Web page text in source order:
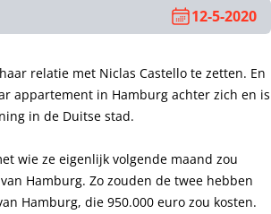
12-5-2020
relatie met Niclas Castello te zetten. En
appartement in Hamburg achter zich en is
in de Duitse stad.
wie ze eigenlijk volgende maand zou
Hamburg. Zo zouden de twee hebben
Hamburg, die 950.000 euro zou kosten.